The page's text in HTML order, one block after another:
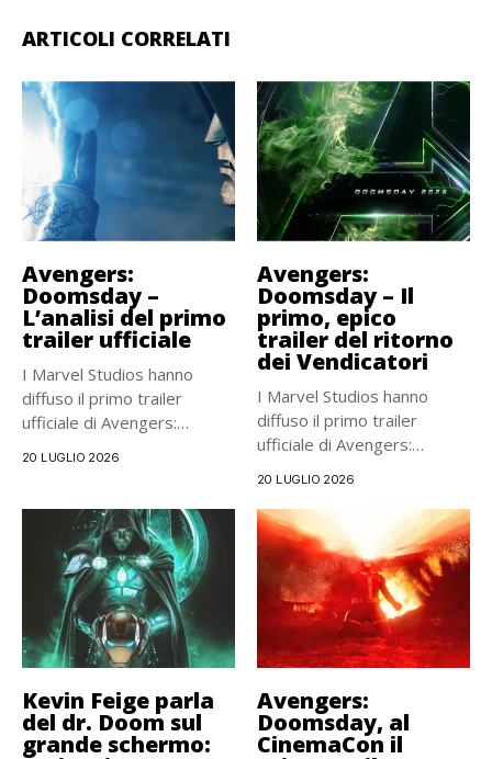
ARTICOLI CORRELATI
Avengers:
Doomsday –
L’analisi del primo
trailer ufficiale
I Marvel Studios hanno
diffuso il primo trailer
ufficiale di Avengers:
20 LUGLIO 2026
Avengers:
Doomsday – Il
primo, epico
trailer del ritorno
dei Vendicatori
I Marvel Studios hanno
diffuso il primo trailer
ufficiale di Avengers:
20 LUGLIO 2026
Kevin Feige parla
del dr. Doom sul
grande schermo:
Avengers:
Doomsday, al
CinemaCon il